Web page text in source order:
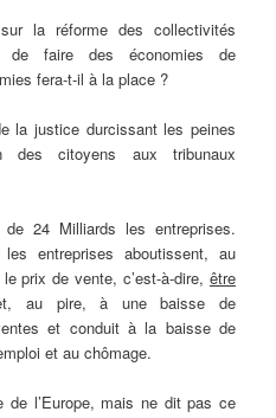
la réforme des collectivités
de faire des économies de
fera-t-il à la place ?
la justice durcissant les peines
des citoyens aux tribunaux
24 Milliards les entreprises.
entreprises aboutissent, au
prix de vente, c’est-à-dire, être
au pire, à une baisse de
et conduit à la baisse de
et au chômage.
l’Europe, mais ne dit pas ce